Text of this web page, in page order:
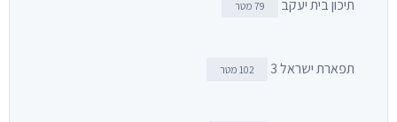
תיכון בית יעקב 79 מטר
תפארת ישראל 3 102 מטר